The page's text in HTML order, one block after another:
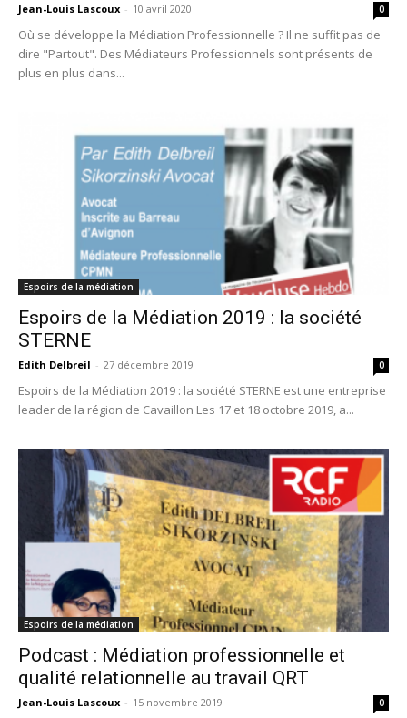
Jean-Louis Lascoux - 10 avril 2020 0
Où se développe la Médiation Professionnelle ? Il ne suffit pas de
dire "Partout". Des Médiateurs Professionnels sont présents de
plus en plus dans...
Espoirs de la médiation
Espoirs de la Médiation 2019 : la société
STERNE
Edith Delbreil - 27 décembre 2019 0
Espoirs de la Médiation 2019 : la société STERNE est une entreprise
leader de la région de Cavaillon Les 17 et 18 octobre 2019, a...
Espoirs de la médiation
Podcast : Médiation professionnelle et
qualité relationnelle au travail QRT
Jean-Louis Lascoux - 15 novembre 2019 0